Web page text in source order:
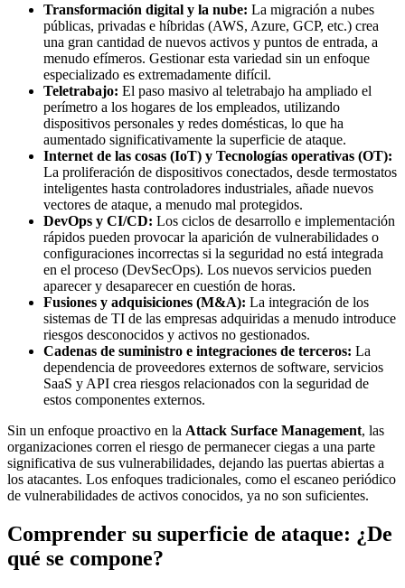
Transformación digital y la nube: La migración a nubes
públicas, privadas e híbridas (AWS, Azure, GCP, etc.) crea
una gran cantidad de nuevos activos y puntos de entrada, a
menudo efímeros. Gestionar esta variedad sin un enfoque
especializado es extremadamente difícil.
Teletrabajo: El paso masivo al teletrabajo ha ampliado el
perímetro a los hogares de los empleados, utilizando
dispositivos personales y redes domésticas, lo que ha
aumentado significativamente la superficie de ataque.
Internet de las cosas (IoT) y Tecnologías operativas (OT):
La proliferación de dispositivos conectados, desde termostatos
inteligentes hasta controladores industriales, añade nuevos
vectores de ataque, a menudo mal protegidos.
DevOps y CI/CD: Los ciclos de desarrollo e implementación
rápidos pueden provocar la aparición de vulnerabilidades o
configuraciones incorrectas si la seguridad no está integrada
en el proceso (DevSecOps). Los nuevos servicios pueden
aparecer y desaparecer en cuestión de horas.
Fusiones y adquisiciones (M&A): La integración de los
sistemas de TI de las empresas adquiridas a menudo introduce
riesgos desconocidos y activos no gestionados.
Cadenas de suministro e integraciones de terceros: La
dependencia de proveedores externos de software, servicios
SaaS y API crea riesgos relacionados con la seguridad de
estos componentes externos.
Sin un enfoque proactivo en la Attack Surface Management, las
organizaciones corren el riesgo de permanecer ciegas a una parte
significativa de sus vulnerabilidades, dejando las puertas abiertas a
los atacantes. Los enfoques tradicionales, como el escaneo periódico
de vulnerabilidades de activos conocidos, ya no son suficientes.
Comprender su superficie de ataque: ¿De
qué se compone?